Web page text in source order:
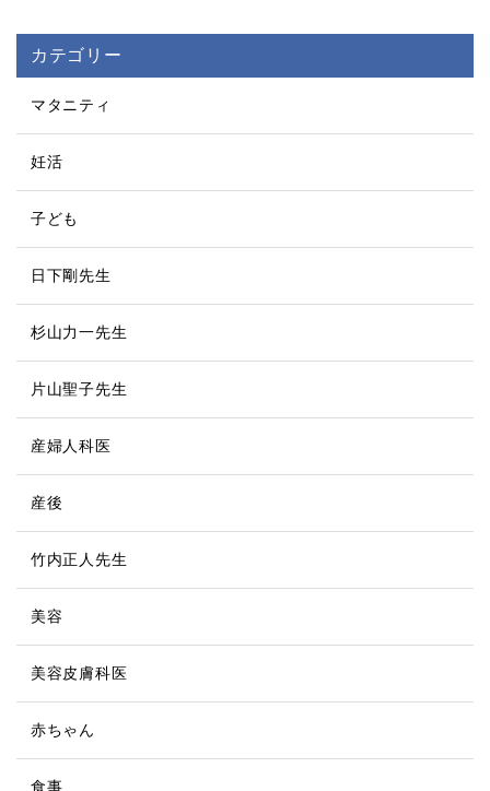
カテゴリー
マタニティ
妊活
子ども
日下剛先生
杉山力一先生
片山聖子先生
産婦人科医
産後
竹内正人先生
美容
美容皮膚科医
赤ちゃん
食事